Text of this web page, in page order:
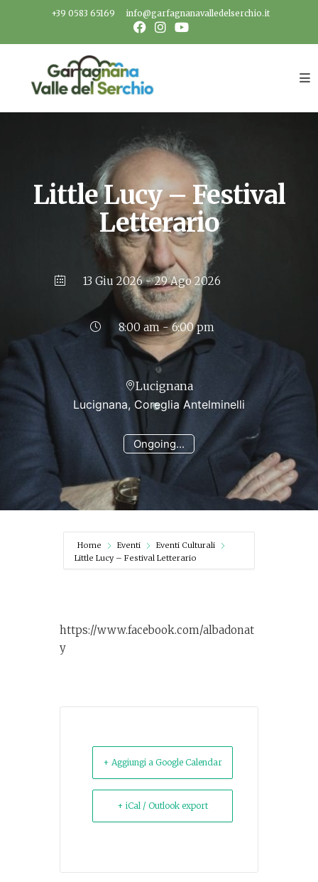
+39 0583 65169 info@garfagnanavalledelserchio.it
Little Lucy – Festival
Letterario
13 Giu 2026- 29 Ago 2026
Ongoing...
8:00 am - 6:00 pm
Lucignana
Lucignana, Coreglia Antelminelli
Home Eventi
Eventi Culturali
Little Lucy – Festival Letterario
https://www.facebook.com/albadonat
y
+ Aggiungi a Google Calendar
+ iCal / Outlook export